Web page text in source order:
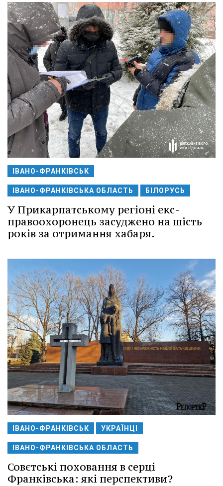
ІВАНО-ФРАНКІВСЬК
ІВАНО-ФРАНКІВСЬКА ОБЛАСТЬ БІЛОРУСЬ
У Прикарпатському регіоні екс-
правоохоронець засуджено на шість
років за отримання хабаря.
ІВАНО-ФРАНКІВСЬК УКРАЇНЦІ
ІВАНО-ФРАНКІВСЬКА ОБЛАСТЬ
Совєтські поховання в серці
Франківська: які перспективи?